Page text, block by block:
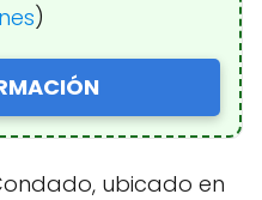
)
ubicado en